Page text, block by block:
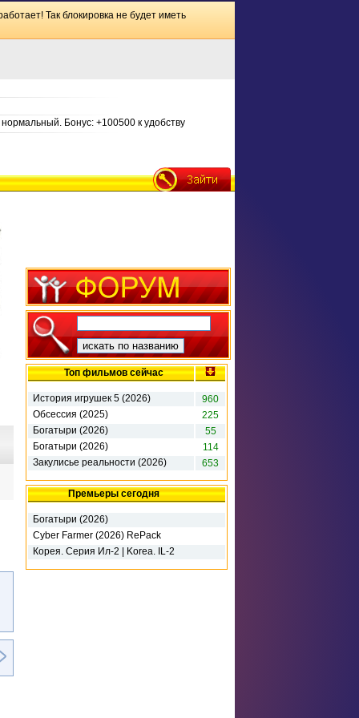
Так блокировка не будет иметь
Бонус: +100500 к удобству
Топ фильмов сейчас
История игрушек 5 (2026)
960
Обсессия (2025)
225
Богатыри (2026)
55
Богатыри (2026)
114
Закулисье реальности (2026)
653
Премьеры сегодня
Богатыри (2026)
Cyber Farmer (2026) RePack
Корея. Серия Ил-2 | Korea. IL-2